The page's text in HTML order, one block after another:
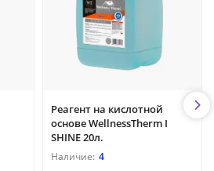
Реагент на кислотной
основе WellnessTherm I
SHINE 20л.
4